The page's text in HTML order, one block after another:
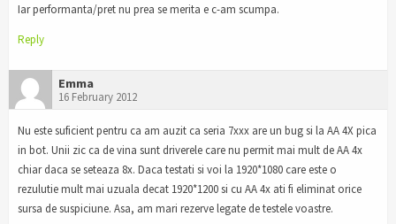
Iar performanta/pret nu prea se merita e c-am scumpa.
Reply
Emma
16 February 2012
Nu este suficient pentru ca am auzit ca seria 7xxx are un bug si la AA 4X pica
in bot. Unii zic ca de vina sunt driverele care nu permit mai mult de AA 4x
chiar daca se seteaza 8x. Daca testati si voi la 1920*1080 care este o
rezulutie mult mai uzuala decat 1920*1200 si cu AA 4x ati fi eliminat orice
sursa de suspiciune. Asa, am mari rezerve legate de testele voastre.